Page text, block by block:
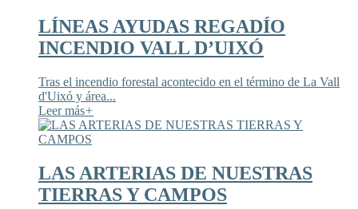
LÍNEAS AYUDAS REGADÍO
INCENDIO VALL D’UIXÓ
Tras el incendio forestal acontecido en el término de La Vall
d'Uixó y área...
Leer más+
LAS ARTERIAS DE NUESTRAS
TIERRAS Y CAMPOS